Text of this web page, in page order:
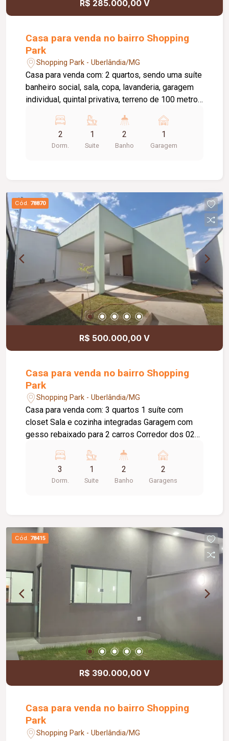
R$ 285.000,00 V
Casa para venda no bairro Shopping
Park
Shopping Park - Uberlândia/MG
Casa para venda com: 2 quartos, sendo uma suíte
banheiro social, sala, copa, lavanderia, garagem
individual, quintal privativa, terreno de 100 metros
2
Dorm.
1
Suite
2
Banho
1
Garagem
Cód. 78870
R$ 500.000,00 V
Casa para venda no bairro Shopping
Park
Shopping Park - Uberlândia/MG
Casa para venda com: 3 quartos 1 suíte com
closet Sala e cozinha integradas Garagem com
gesso rebaixado para 2 carros Corredor dos 02
3
Dorm.
1
Suite
2
Banho
2
Garagens
Cód. 78415
R$ 390.000,00 V
Casa para venda no bairro Shopping
Park
Shopping Park - Uberlândia/MG